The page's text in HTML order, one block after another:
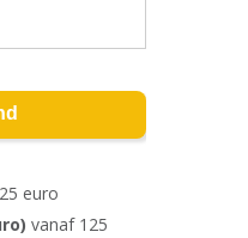
euro
vanaf 125